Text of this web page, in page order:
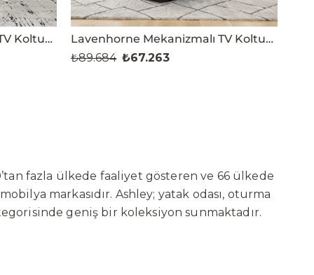
Lavenhorne Mekanizmalı TV Koltuğu
Lavenhorne Mekanizmalı TV Koltuğu
₺67.263
₺89.684
fazla ülkede faaliyet gösteren ve 66 ülkede
markasıdır. Ashley; yatak odası, oturma
geniş bir koleksiyon sunmaktadır.
değil, aynı zamanda gelecekte
yatırımları kapsamında, Kayseri Serbest